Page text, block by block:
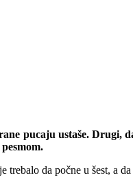
pucaju ustaše.
da počne u šest, a